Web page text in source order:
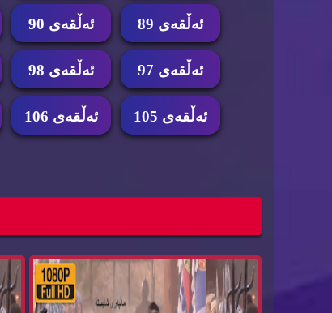
ئه‌ڵقه‌ی 89 ئه‌ڵقه‌ی 90
ئه‌ڵقه‌ی 97 ئه‌ڵقه‌ی 98
ئه‌ڵقه‌ی 105 ئه‌ڵقه‌ی 106
زنجیره‌ درامای ئه‌فسانه‌ی جومونگ ئه‌ڵقه‌ی